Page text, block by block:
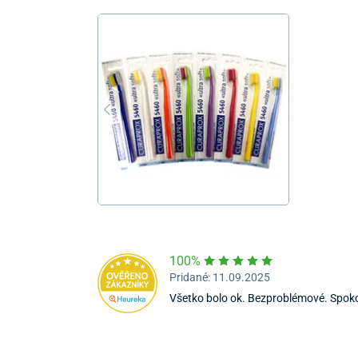
100%
Pridané: 11.09.2025
Všetko bolo ok. Bezproblémové.